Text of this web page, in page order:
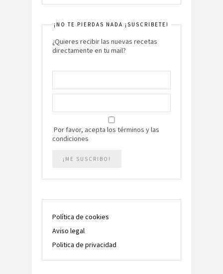
¡NO TE PIERDAS NADA ¡SUSCRIBETE!
¿Quieres recibir las nuevas recetas
directamente en tu mail?
Por favor, acepta los términos y las
condiciones
Política de cookies
Aviso legal
Politica de privacidad